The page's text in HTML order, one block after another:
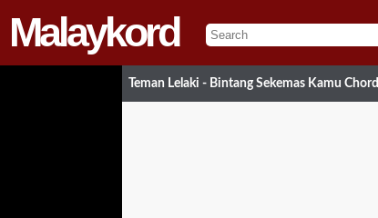
Malaykord
Teman Lelaki - Bintang Sekemas Kamu Chord